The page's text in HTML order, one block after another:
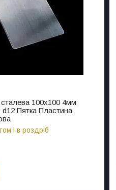
100х100 4мм
d12 Пятка Пластина
і в роздріб